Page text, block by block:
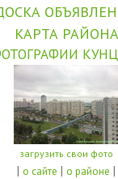
КАРТА РАЙОНА
загрузить свои фото
| о сайте | о районе |